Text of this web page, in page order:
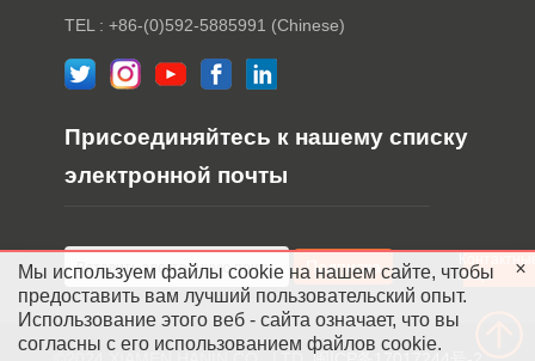
TEL : +86-(0)592-5885991 (Chinese)
Присоединяйтесь к нашему списку
электронной почты
лица
Мы используем файлы cookie на нашем сайте, чтобы
предоставить вам лучший пользовательский опыт.
Использование этого веб - сайта означает, что вы
согласны с его использованием файлов cookie.